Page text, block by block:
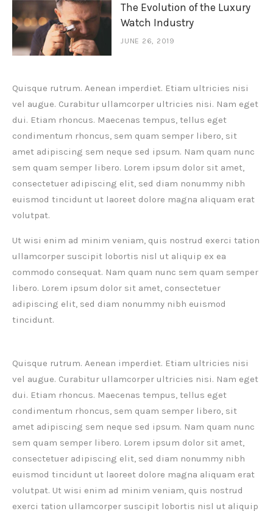
The Evolution of the Luxury
Watch Industry
JUNE 26, 2019
Quisque rutrum. Aenean imperdiet. Etiam ultricies nisi
vel augue. Curabitur ullamcorper ultricies nisi. Nam eget
dui. Etiam rhoncus. Maecenas tempus, tellus eget
condimentum rhoncus, sem quam semper libero, sit
amet adipiscing sem neque sed ipsum. Nam quam nunc
sem quam semper libero. Lorem ipsum dolor sit amet,
consectetuer adipiscing elit, sed diam nonummy nibh
euismod tincidunt ut laoreet dolore magna aliquam erat
volutpat.
Ut wisi enim ad minim veniam, quis nostrud exerci tation
ullamcorper suscipit lobortis nisl ut aliquip ex ea
commodo consequat. Nam quam nunc sem quam semper
libero. Lorem ipsum dolor sit amet, consectetuer
adipiscing elit, sed diam nonummy nibh euismod
tincidunt.
Quisque rutrum. Aenean imperdiet. Etiam ultricies nisi
vel augue. Curabitur ullamcorper ultricies nisi. Nam eget
dui. Etiam rhoncus. Maecenas tempus, tellus eget
condimentum rhoncus, sem quam semper libero, sit
amet adipiscing sem neque sed ipsum. Nam quam nunc
sem quam semper libero. Lorem ipsum dolor sit amet,
consectetuer adipiscing elit, sed diam nonummy nibh
euismod tincidunt ut laoreet dolore magna aliquam erat
volutpat. Ut wisi enim ad minim veniam, quis nostrud
exerci tation ullamcorper suscipit lobortis nisl ut aliquip